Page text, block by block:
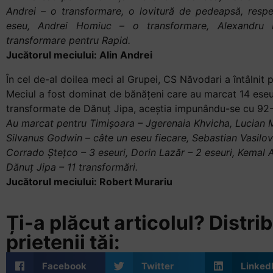
Andrei – o transformare, o lovitură de pedeapsă,
eseu, Andrei Homiuc – o transformare,
transformare pentru Rapid.
Jucătorul meciului: Alin Andrei
În cel de-al doilea meci al Grupei, CS Năvodari a întâlnit
Meciul a fost dominat de bănățeni care au marcat 14
transformate de Dănuț Jipa, aceștia impunându-se cu
Au marcat pentru Timișoara – Jgerenaia Khvicha, Lucian
Silvanus Godwin – câte un eseu fiecare, Sebastian
Corrado Ștețco – 3 eseuri, Dorin Lazăr – 2 eseuri, Kemal
Dănuț Jipa – 11 transformări.
Jucătorul meciului: Robert Murariu
Ți-a plăcut articolul?
prietenii tăi:
Facebook Twitter